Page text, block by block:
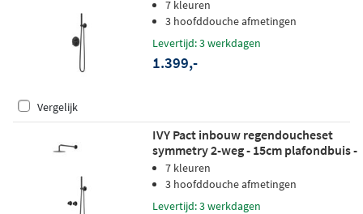
staafhanddouche - mat zwart ped
7 kleuren
3 hoofddouche afmetingen
Levertijd: 3 werkdagen
1.399,-
Vergelijk
IVY Pact inbouw regendoucheset
symmetry 2-weg - 15cm plafondbuis -
25cm medium hoofddouche -
wandhouder - staafhanddouche -
7 kleuren
3 hoofddouche afmetingen
Levertijd: 3 werkdagen